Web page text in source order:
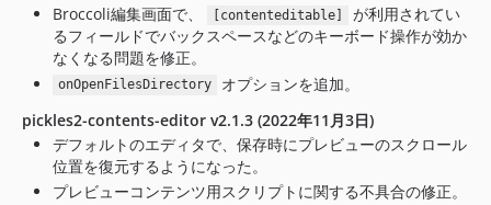
Broccoli編集画面で、
[contenteditable]
が利用されてい
るフィールドでバックスペースなどのキーボード操作が効か
なくなる問題を修正。
onOpenFilesDirectory
オプションを追加。
pickles2-contents-editor v2.1.3 (2022年11月3日)
デフォルトのエディタで、保存時にプレビューのスクロール
位置を復元するようになった。
プレビューコンテンツ用スクリプトに関する不具合の修正。